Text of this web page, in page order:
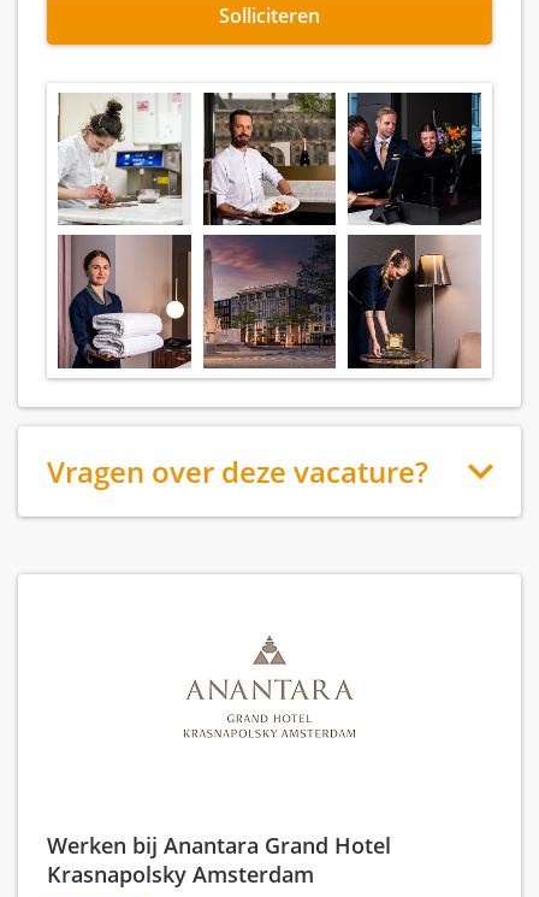
Solliciteren
Vragen over deze vacature?
Werken bij Anantara Grand Hotel
Krasnapolsky Amsterdam